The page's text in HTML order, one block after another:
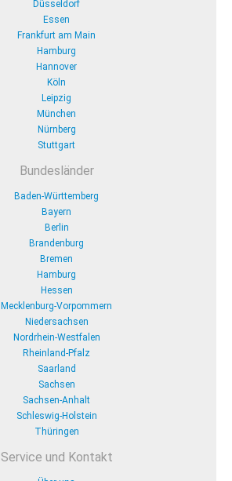
Düsseldorf
Essen
Frankfurt am Main
Hamburg
Hannover
Köln
Leipzig
München
Nürnberg
Stuttgart
Bundesländer
Baden-Württemberg
Bayern
Berlin
Brandenburg
Bremen
Hamburg
Hessen
Mecklenburg-Vorpommern
Niedersachsen
Nordrhein-Westfalen
Rheinland-Pfalz
Saarland
Sachsen
Sachsen-Anhalt
Schleswig-Holstein
Thüringen
Service und Kontakt